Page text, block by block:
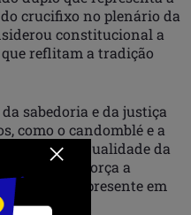
crucifixo no plenário da
constitucional a
que reflitam a tradição
sabedoria e da justiça
como o candomblé e a
e a dualidade da
O pedido reforça a
presente em